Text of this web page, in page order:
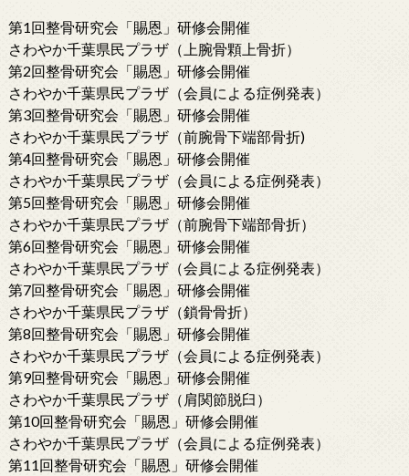
第1回整骨研究会「賜恩」研修会開催
さわやか千葉県民プラザ（上腕骨顆上骨折）
第2回整骨研究会「賜恩」研修会開催
さわやか千葉県民プラザ（会員による症例発表）
第3回整骨研究会「賜恩」研修会開催
さわやか千葉県民プラザ（前腕骨下端部骨折)
第4回整骨研究会「賜恩」研修会開催
さわやか千葉県民プラザ（会員による症例発表）
第5回整骨研究会「賜恩」研修会開催
さわやか千葉県民プラザ（前腕骨下端部骨折）
第6回整骨研究会「賜恩」研修会開催
さわやか千葉県民プラザ（会員による症例発表）
第7回整骨研究会「賜恩」研修会開催
さわやか千葉県民プラザ（鎖骨骨折）
第8回整骨研究会「賜恩」研修会開催
さわやか千葉県民プラザ（会員による症例発表）
第9回整骨研究会「賜恩」研修会開催
さわやか千葉県民プラザ（肩関節脱臼）
第10回整骨研究会「賜恩」研修会開催
さわやか千葉県民プラザ（会員による症例発表）
第11回整骨研究会「賜恩」研修会開催